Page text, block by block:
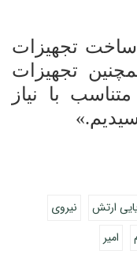
ساخت تجهیزات
تجهیزات
با نیاز
ارتش
نیروی
امیر